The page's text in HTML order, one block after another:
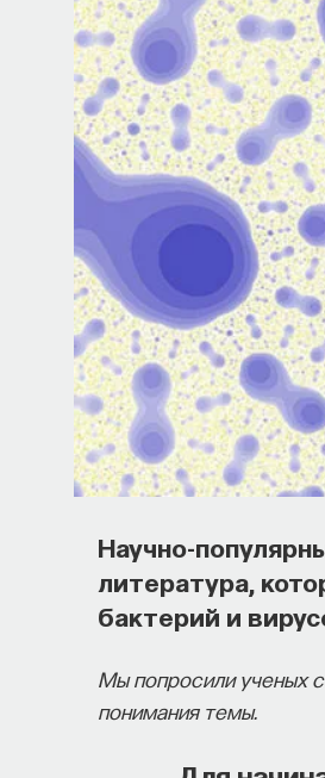
Научно-
литература,
бактерий и
Мы попросили ученых
понимания темы.